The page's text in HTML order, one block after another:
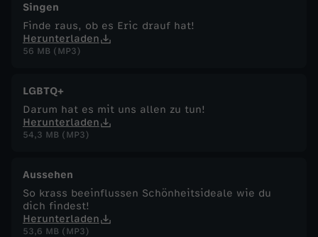
Singen
Finde raus, ob es Eric drauf hat!
Herunterladen
56 MB (MP3)
LGBTQ+
Darum hat es mit uns allen zu tun!
Herunterladen
54,3 MB (MP3)
Aussehen
So krass beeinflussen Schönheitsideale wie du
dich findest!
Herunterladen
53,6 MB (MP3)